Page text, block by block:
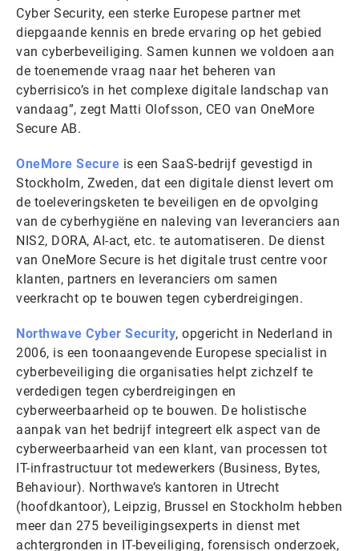
Cyber Security, een sterke Europese partner met
diepgaande kennis en brede ervaring op het gebied
van cyberbeveiliging. Samen kunnen we voldoen aan
de toenemende vraag naar het beheren van
cyberrisico’s in het complexe digitale landschap van
vandaag”, zegt Matti Olofsson, CEO van OneMore
Secure AB.
OneMore Secure is een SaaS-bedrijf gevestigd in
Stockholm, Zweden, dat een digitale dienst levert om
de toeleveringsketen te beveiligen en de opvolging
van de cyberhygiëne en naleving van leveranciers aan
NIS2, DORA, AI-act, etc. te automatiseren. De dienst
van OneMore Secure is het digitale trust centre voor
klanten, partners en leveranciers om samen
veerkracht op te bouwen tegen cyberdreigingen.
Northwave Cyber Security, opgericht in Nederland in
2006, is een toonaangevende Europese specialist in
cyberbeveiliging die organisaties helpt zichzelf te
verdedigen tegen cyberdreigingen en
cyberweerbaarheid op te bouwen. De holistische
aanpak van het bedrijf integreert elk aspect van de
cyberweerbaarheid van een klant, van processen tot
IT-infrastructuur tot medewerkers (Business, Bytes,
Behaviour). Northwave’s kantoren in Utrecht
(hoofdkantoor), Leipzig, Brussel en Stockholm hebben
meer dan 275 beveiligingsexperts in dienst met
achtergronden in IT-beveiliging, forensisch onderzoek,